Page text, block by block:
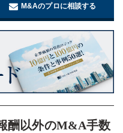
M&Aのプロに相談する
酬以外のM&A手数